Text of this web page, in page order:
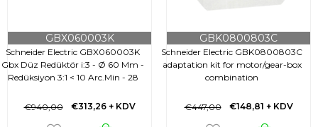
Schneider Electric GBX060003K
Gbx Düz Redüktör i:3 - Ø 60 Mm -
Redüksiyon 3:1 < 10 Arc.Min - 28
GBX060003K
€313,26 + KDV
€940,00
Schneider Electric GBK0800803C
adaptation kit for motor/gear-box
combination
GBK0800803C
€148,81 + KDV
€447,00